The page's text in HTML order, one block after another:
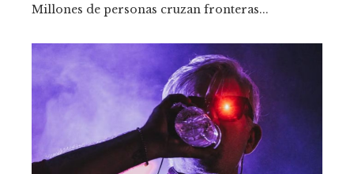
Millones de personas cruzan fronteras...